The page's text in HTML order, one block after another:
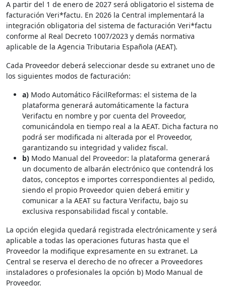
A partir del 1 de enero de 2027 será obligatorio el sistema de
facturación Veri*factu. En 2026 la Central implementará la
integración obligatoria del sistema de facturación Veri*factu
conforme al Real Decreto 1007/2023 y demás normativa
aplicable de la Agencia Tributaria Española (AEAT).
Cada Proveedor deberá seleccionar desde su extranet uno de
los siguientes modos de facturación:
a) Modo Automático FácilReformas: el sistema de la
plataforma generará automáticamente la factura
Verifactu en nombre y por cuenta del Proveedor,
comunicándola en tiempo real a la AEAT. Dicha factura no
podrá ser modificada ni alterada por el Proveedor,
garantizando su integridad y validez fiscal.
b) Modo Manual del Proveedor: la plataforma generará
un documento de albarán electrónico que contendrá los
datos, conceptos e importes correspondientes al pedido,
siendo el propio Proveedor quien deberá emitir y
comunicar a la AEAT su factura Verifactu, bajo su
exclusiva responsabilidad fiscal y contable.
La opción elegida quedará registrada electrónicamente y será
aplicable a todas las operaciones futuras hasta que el
Proveedor la modifique expresamente en su extranet. La
Central se reserva el derecho de no ofrecer a Proveedores
instaladores o profesionales la opción b) Modo Manual de
Proveedor.